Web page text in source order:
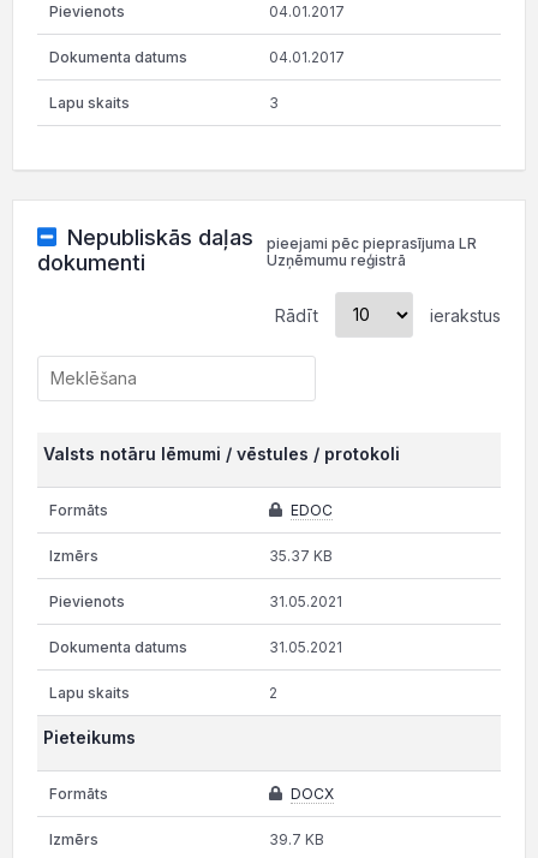
04.01.2017
04.01.2017
3
Nepubliskās daļas
dokumenti
pieejami pēc pieprasījuma LR
Uzņēmumu reģistrā
Rādīt ierakstus
Valsts notāru lēmumi / vēstules / protokoli
EDOC
35.37 KB
31.05.2021
31.05.2021
2
Pieteikums
DOCX
39.7 KB